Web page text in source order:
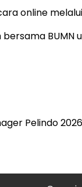
online
BUMN
Pelindo